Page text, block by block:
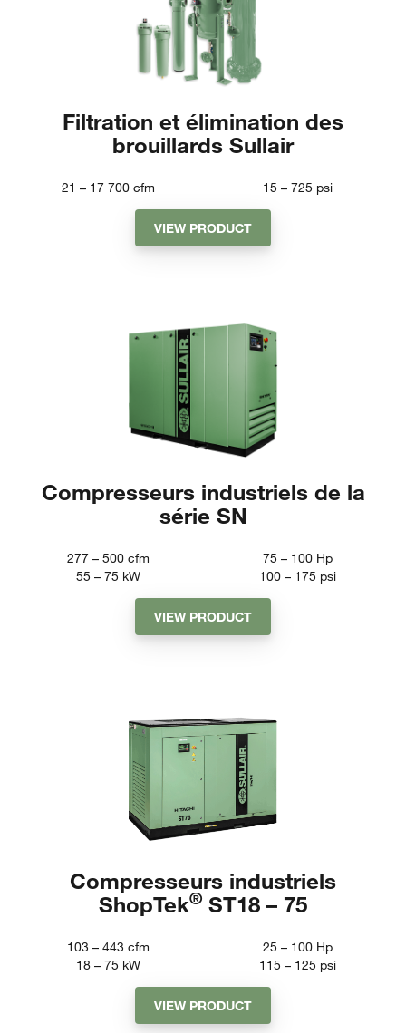
Filtration et élimination des
brouillards Sullair
21 – 17 700 cfm 15 – 725 psi
VIEW PRODUCT
Compresseurs industriels de la
série SN
277 – 500 cfm 75 – 100 Hp
55 – 75 kW 100 – 175 psi
VIEW PRODUCT
Compresseurs industriels
ShopTek® ST18 – 75
103 – 443 cfm 25 – 100 Hp
18 – 75 kW 115 – 125 psi
VIEW PRODUCT